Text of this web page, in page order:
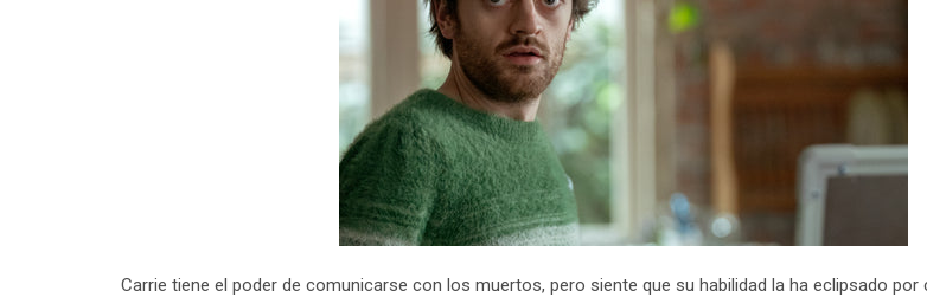
Carrie tiene el poder de comunicarse con los muertos, pero siente que su habilidad la ha eclipsado por